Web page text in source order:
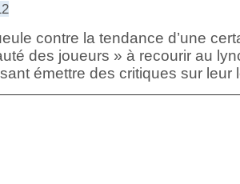
contre la tendance d’une
des joueurs » à recourir au
émettre des critiques sur leur